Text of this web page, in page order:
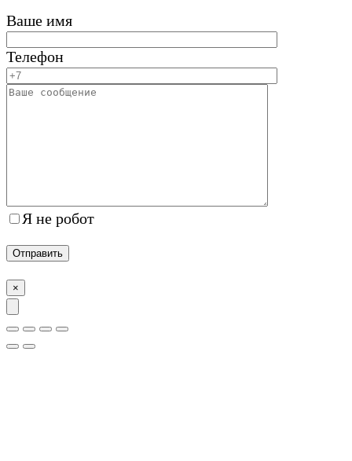
Ваше имя
Телефон
Я не робот
×